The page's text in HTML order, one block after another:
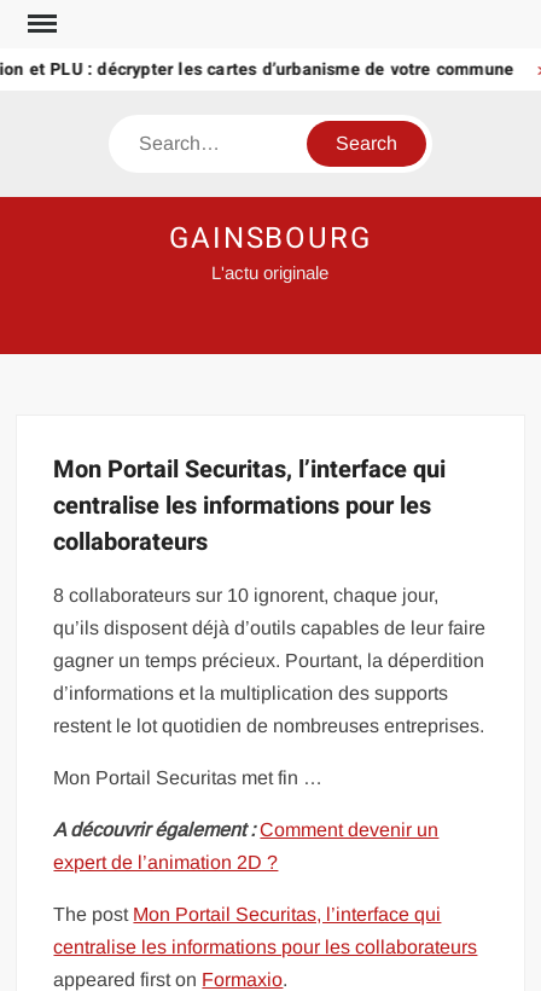
Skip
content
et PLU : décrypter les cartes d’urbanisme de votre commune
Search
GAINSBOURG
L'actu originale
Mon Portail Securitas, l’interface qui
centralise les informations pour les
collaborateurs
8 collaborateurs sur 10 ignorent, chaque jour,
qu’ils disposent déjà d’outils capables de leur faire
gagner un temps précieux. Pourtant, la déperdition
d’informations et la multiplication des supports
restent le lot quotidien de nombreuses entreprises.
Mon Portail Securitas met fin …
A découvrir également : Comment devenir un
expert de l’animation 2D ?
The post Mon Portail Securitas, l’interface qui
centralise les informations pour les collaborateurs
appeared first on Formaxio.